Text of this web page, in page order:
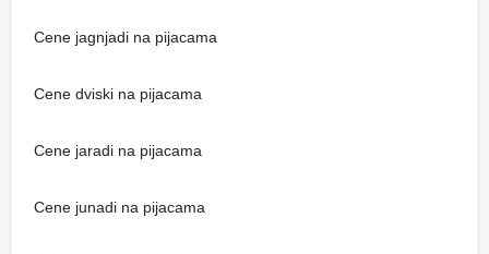
Cene jagnjadi na pijacama
Cene dviski na pijacama
Cene jaradi na pijacama
Cene junadi na pijacama